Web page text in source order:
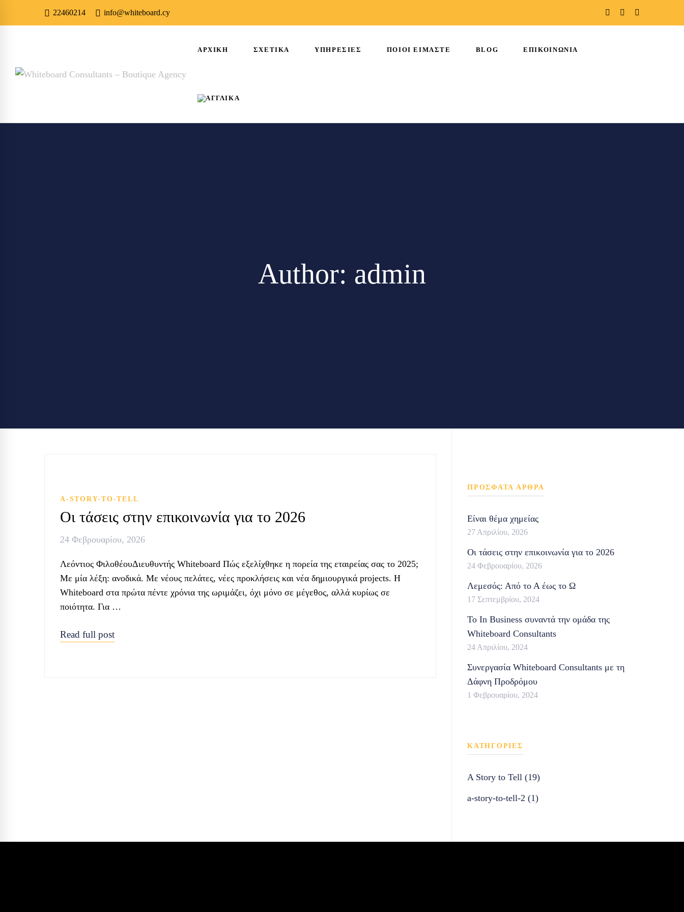
22460214 info@whiteboard.cy
ΑΡΧΙΚΗ ΣΧΕΤΙΚΑ ΥΠΗΡΕΣΙΕΣ ΠΟΙΟΙ ΕΙΜΑΣΤΕ BLOG ΕΠΙΚΟΙΝΩΝΙΑ
Author: admin
A-STORY-TO-TELL
Οι τάσεις στην επικοινωνία για το 2026
24 Φεβρουαρίου, 2026
Λεόντιος ΦιλοθέουΔιευθυντής Whiteboard Πώς εξελίχθηκε η πορεία της εταιρείας σας το 2025;
Με μία λέξη: ανοδικά. Με νέους πελάτες, νέες προκλήσεις και νέα δημιουργικά projects. Η
Whiteboard στα πρώτα πέντε χρόνια της ωριμάζει, όχι μόνο σε μέγεθος, αλλά κυρίως σε
ποιότητα. Για …
Read full post
ΠΡΟΣΦΑΤΑ ΑΡΘΡΑ
Είναι θέμα χημείας
27 Απριλίου, 2026
Οι τάσεις στην επικοινωνία για το 2026
24 Φεβρουαρίου, 2026
Λεμεσός: Από το Α έως το Ω
17 Σεπτεμβρίου, 2024
Το In Business συναντά την ομάδα της
Whiteboard Consultants
24 Απριλίου, 2024
Συνεργασία Whiteboard Consultants με τη
Δάφνη Προδρόμου
1 Φεβρουαρίου, 2024
KΑΤΗΓΟΡΙΕΣ
A Story to Tell (19)
a-story-to-tell-2 (1)